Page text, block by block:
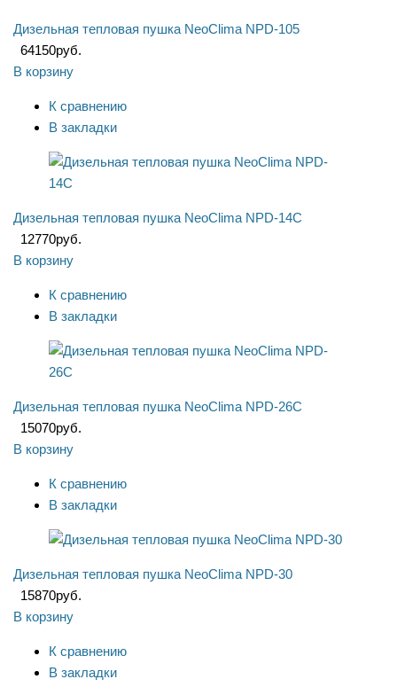
Дизельная тепловая пушка NeoClima NPD-105
64150руб.
В корзину
К сравнению
В закладки
Дизельная тепловая пушка NeoClima NPD-14C
12770руб.
В корзину
К сравнению
В закладки
Дизельная тепловая пушка NeoClima NPD-26C
15070руб.
В корзину
К сравнению
В закладки
Дизельная тепловая пушка NeoClima NPD-30
15870руб.
В корзину
К сравнению
В закладки